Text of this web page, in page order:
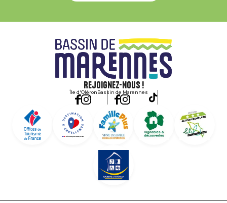
Rejoignez-nous !
Île d'OléronBassin de Marennes